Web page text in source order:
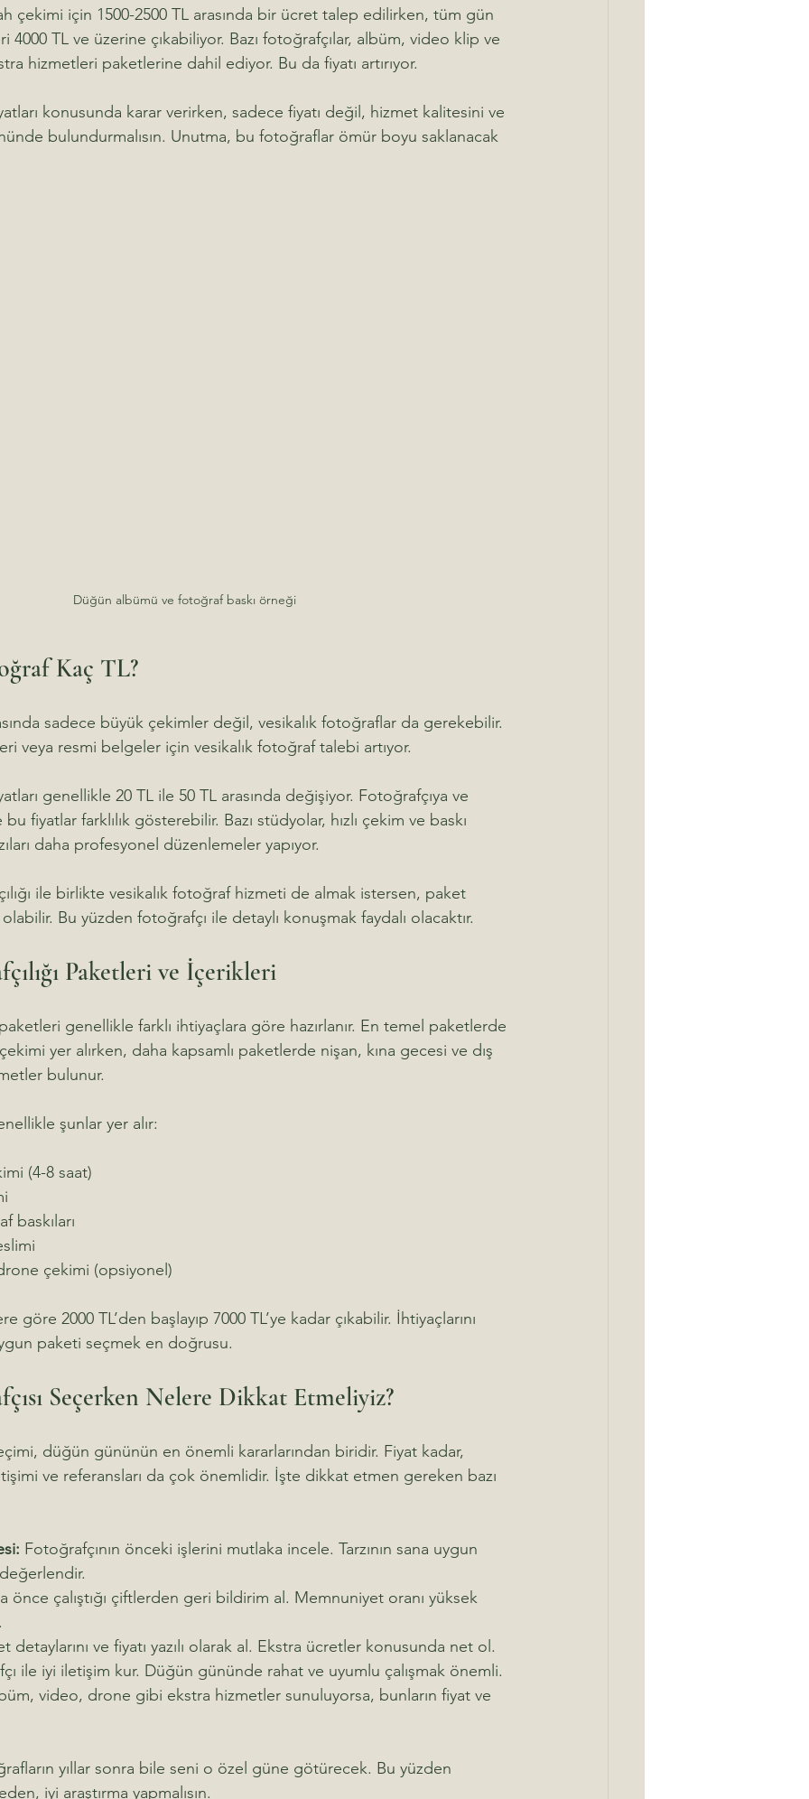
çekimi için 1500-2500 TL arasında bir ücret talep edilirken, tüm gün
TL ve üzerine çıkabiliyor. Bazı fotoğrafçılar, albüm, video klip ve
hizmetleri paketlerine dahil ediyor. Bu da fiyatı artırıyor.
konusunda karar verirken, sadece fiyatı değil, hizmet kalitesini ve
bulundurmalısın. Unutma, bu fotoğraflar ömür boyu saklanacak
Düğün albümü ve fotoğraf baskı örneği
Kaç TL?
sadece büyük çekimler değil, vesikalık fotoğraflar da gerekebilir.
veya resmi belgeler için vesikalık fotoğraf talebi artıyor.
genellikle 20 TL ile 50 TL arasında değişiyor. Fotoğrafçıya ve
fiyatlar farklılık gösterebilir. Bazı stüdyolar, hızlı çekim ve baskı
daha profesyonel düzenlemeler yapıyor.
ile birlikte vesikalık fotoğraf hizmeti de almak istersen, paket
Bu yüzden fotoğrafçı ile detaylı konuşmak faydalı olacaktır.
Paketleri ve İçerikleri
genellikle farklı ihtiyaçlara göre hazırlanır. En temel paketlerde
yer alırken, daha kapsamlı paketlerde nişan, kına gecesi ve dış
bulunur.
şunlar yer alır:
(4-8 saat)
baskıları
çekimi (opsiyonel)
göre 2000 TL’den başlayıp 7000 TL’ye kadar çıkabilir. İhtiyaçlarını
paketi seçmek en doğrusu.
Seçerken Nelere Dikkat Etmeliyiz?
düğün gününün en önemli kararlarından biridir. Fiyat kadar,
ve referansları da çok önemlidir. İşte dikkat etmen gereken bazı
Fotoğrafçının önceki işlerini mutlaka incele. Tarzının sana uygun
önce çalıştığı çiftlerden geri bildirim al. Memnuniyet oranı yüksek
detaylarını ve fiyatı yazılı olarak al. Ekstra ücretler konusunda net ol.
ile iyi iletişim kur. Düğün gününde rahat ve uyumlu çalışmak önemli.
video, drone gibi ekstra hizmetler sunuluyorsa, bunların fiyat ve
yıllar sonra bile seni o özel güne götürecek. Bu yüzden
iyi araştırma yapmalısın.